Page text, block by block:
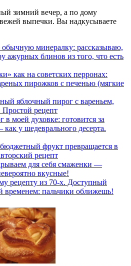
зимний вечер, а по дому
выпечки. Вы надкусываете
обычную минералку: рассказываю,
ажурных блинов из того, что есть
как на советских перронах:
пирожков с печенью (мягкие
яблочный пирог с вареньем,
Простой рецепт
моей духовке: готовится за
у шедеврального десерта.
фрукт превращается в
рецепт
для себя смаженки —
вкусные!
рецепту из 70-х. Доступный
временем: пальчики оближешь!